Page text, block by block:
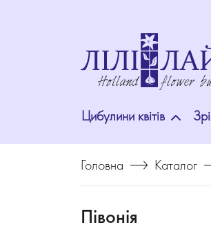
Цибулини квітів
Головна Каталог
Півонія